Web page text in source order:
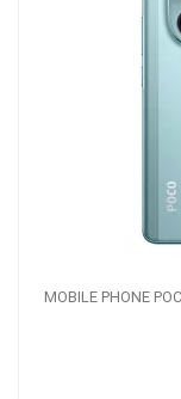
MOBILE PHONE